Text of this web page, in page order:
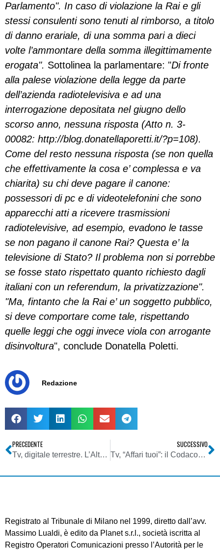
Parlamento". In caso di violazione la Rai e gli
stessi consulenti sono tenuti al rimborso, a titolo
di danno erariale, di una somma pari a dieci
volte l’ammontare della somma illegittimamente
erogata". Sottolinea la parlamentare: "Di fronte
alla palese violazione della legge da parte
dell’azienda radiotelevisiva e ad una
interrogazione depositata nel giugno dello
scorso anno, nessuna risposta (Atto n. 3-
00082: http://blog.donatellaporetti.it/?p=108).
Come del resto nessuna risposta (se non quella
che effettivamente la cosa e’ complessa e va
chiarita) su chi deve pagare il canone:
possessori di pc e di videotelefonini che sono
apparecchi atti a ricevere trasmissioni
radiotelevisive, ad esempio, evadono le tasse
se non pagano il canone Rai? Questa e’ la
televisione di Stato? Il problema non si porrebbe
se fosse stato rispettato quanto richiesto dagli
italiani con un referendum, la privatizzazione".
"Ma, fintanto che la Rai e’ un soggetto pubblico,
si deve comportare come tale, rispettando
quelle leggi che oggi invece viola con arrogante
disinvoltura", conclude Donatella Poletti.
Redazione
PRECEDENTE
Tv, digitale terrestre. L’Alto Adige si prepara allo switch-off
SUCCESSIVO
Tv, “Affari tuoi”: il Codacons chiede a RAI ed Endemol di rendere il gioco dei pacchi più trasparenti
Registrato al Tribunale di Milano nel 1999, diretto dall’avv.
Massimo Lualdi, è edito da Planet s.r.l., società iscritta al
Registro Operatori Comunicazioni presso l’Autorità per le